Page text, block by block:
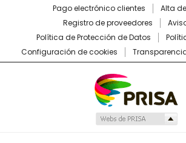
Pago electrónico clientes
Alta
Registro de proveedores
Política de Protección de Datos
Configuración de cookies